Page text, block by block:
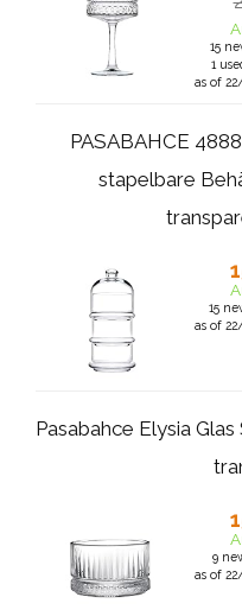
15
1
as of
PASABAHCE
stapelbare
15
as of
Pasabahce Elysia
9
as of